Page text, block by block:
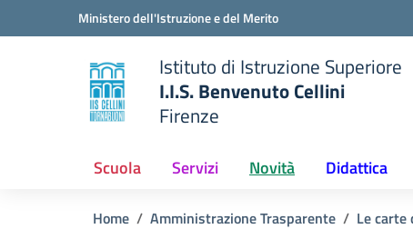
Vai ai contenuti
Vai al menu di navigazioneMinistero dell'Istruzione e del Merito
scuola
Istituto di Istruzione Superiore
I.I.S. Benvenuto Cellini
Firenze
Scuola Servizi Novità Didattica
Home Amministrazione Trasparente Le carte